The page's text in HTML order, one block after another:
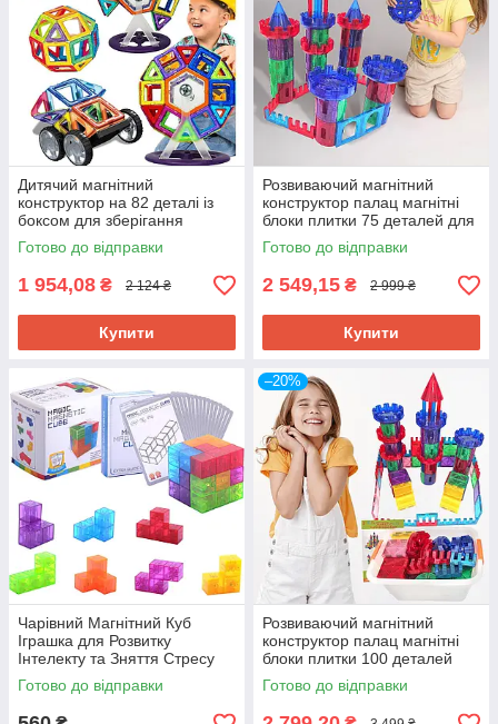
Дитячий магнітний
конструктор на 82 деталі із
боксом для зберігання
Brighty Bright. Тільки магнітні
деталі!
Готово до відправки
1 954,08 ₴ 2 124 ₴
Купити
Розвиваючий магнітний
конструктор палац магнітні
блоки плитки 75 деталей для
дітей від 3 років
Готово до відправки
2 549,15 ₴ 2 999 ₴
Купити
Чарівний Магнітний Куб
Іграшка для Розвитку
Інтелекту та Зняття Стресу
Magnetic CUB
Готово до відправки
–20%
Розвиваючий магнітний
конструктор палац магнітні
блоки плитки 100 деталей
для дітей від 3 років
Готово до відправки